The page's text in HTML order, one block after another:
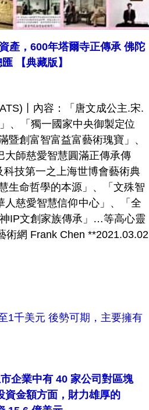
產，600年塔爾寺正傳承 佛陀
【典藏版】
丨內容：「唐文成公主.宋.
、「獨一國家中央御製定位
創富智富益富藝術瑰寶」、
大師慈愛智慧圓滿正傳承傳
技第一之上海世博會藝術典
生命哲學的本源」、「文殊智
慈愛智慧信仰中心」、「全
IP文創家族傳承」…等高心靈
術網 Frank Chen **2021.03.02
1千美元 後勢可期，主要擁有
企業中有 40 家公司對區塊
資金額方面，財力雄厚的